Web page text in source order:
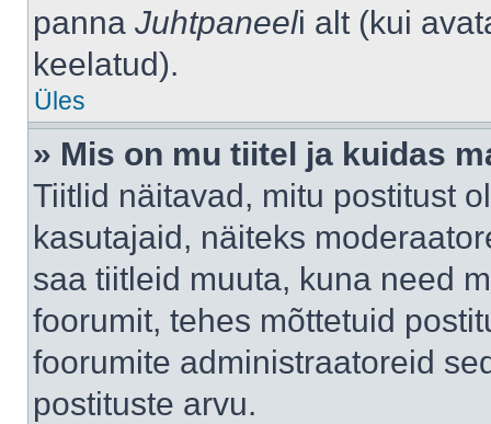
panna Juhtpaneeli alt (kui
keelatud).
Üles
» Mis on mu tiitel ja kuidas
Tiitlid näitavad, mitu postitust
kasutajaid, näiteks
saa tiitleid muuta, kuna need
foorumit, tehes mõttetuid
foorumite administraatoreid
postituste arvu.